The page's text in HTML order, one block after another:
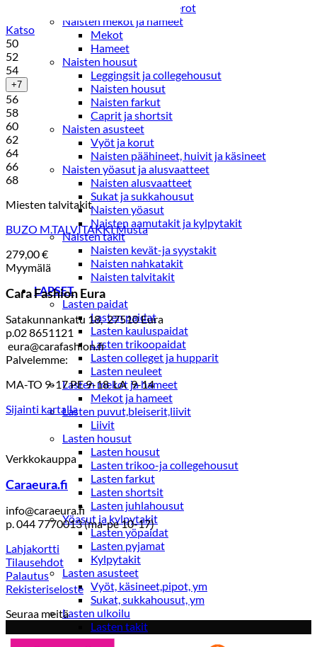
Naisten neulepuserot
Naisten mekot ja hameet
Mekot
Hameet
Naisten housut
Leggingsit ja collegehousut
Naisten housut
Naisten farkut
Caprit ja shortsit
Naisten asusteet
Vyöt ja korut
Naisten päähineet, huivit ja käsineet
Naisten yöasut ja alusvaatteet
Naisten alusvaatteet
Sukat ja sukkahousut
Naisten yöasut
Naisten aamutakit ja kylpytakit
Naisten takit
Naisten kevät-ja syystakit
Naisten nahkatakit
Naisten talvitakit
LAPSET
Lasten paidat
Lasten paidat
Lasten kauluspaidat
Lasten trikoopaidat
Lasten colleget ja hupparit
Lasten neuleet
Lasten mekot ja hameet
Mekot ja hameet
Lasten puvut,bleiserit,liivit
Liivit
Lasten housut
Lasten housut
Lasten trikoo-ja collegehousut
Lasten farkut
Lasten shortsit
Lasten juhlahousut
Yöasut ja kylpytakit
Lasten yöpaidat
Lasten pyjamat
Kylpytakit
Lasten asusteet
Vyöt, käsineet,pipot, ym
Sukat, sukkahousut, ym
Lasten ulkoilu
Lasten takit
Ulkoilupuvut, housut ja haalarit
Katso
50
52
54
+7
56
58
60
62
64
66
68
Miesten talvitakit
BUZO M.TALVITAKKI Musta
279,00€
Myymälä
Cara Fashion Eura
Satakunnankatu 18, 27510 Eura
p.02 8651121
eura@carafashion.fi
Palvelemme:
MA-TO 9-17 PE 9-18 LA 9-14
Sijainti kartalla
Verkkokauppa
Caraeura.fi
info@caraeura.fi
p. 044 7770013 (ma-pe 10-17)
Lahjakortti
Tilausehdot
Palautus
Rekisteriseloste
Seuraa meitä